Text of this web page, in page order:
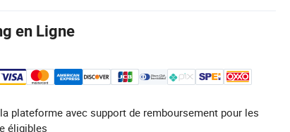
en Ligne
plateforme avec support de remboursement pour les
éligibles